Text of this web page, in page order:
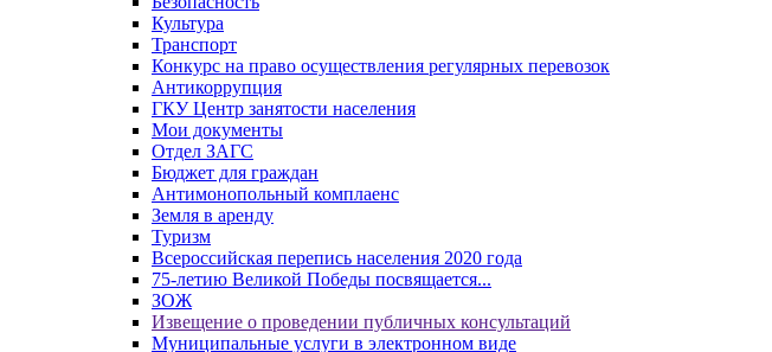
Культура
Транспорт
Конкурс на право осуществления регулярных перевозок
Антикоррупция
ГКУ Центр занятости населения
Мои документы
Отдел ЗАГС
Бюджет для граждан
Антимонопольный комплаенс
Земля в аренду
Туризм
Всероссийская перепись населения 2020 года
75-летию Великой Победы посвящается...
ЗОЖ
Извещение о проведении публичных консультаций
Муниципальные услуги в электронном виде